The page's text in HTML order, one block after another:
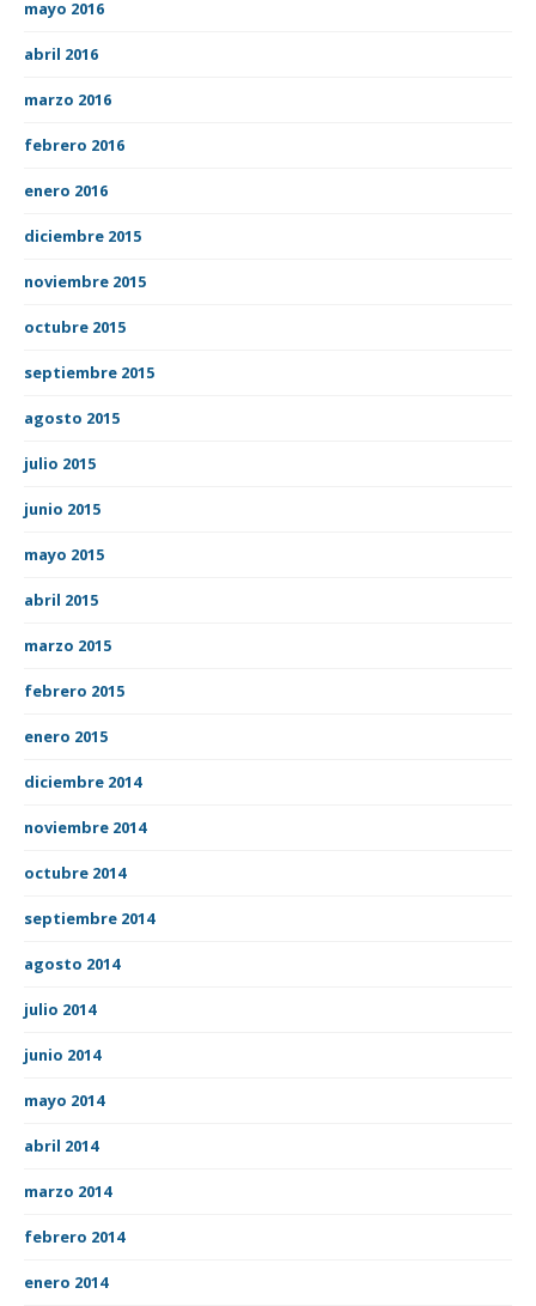
mayo 2016
abril 2016
marzo 2016
febrero 2016
enero 2016
diciembre 2015
noviembre 2015
octubre 2015
septiembre 2015
agosto 2015
julio 2015
junio 2015
mayo 2015
abril 2015
marzo 2015
febrero 2015
enero 2015
diciembre 2014
noviembre 2014
octubre 2014
septiembre 2014
agosto 2014
julio 2014
junio 2014
mayo 2014
abril 2014
marzo 2014
febrero 2014
enero 2014